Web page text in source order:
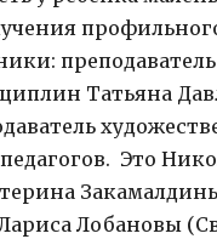
Татьяна
Это
Лобановы